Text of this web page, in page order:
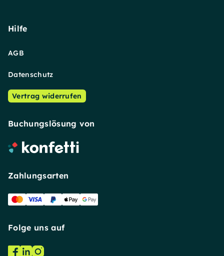
Hilfe
AGB
Datenschutz
Vertrag widerrufen
Buchungslösung von
Zahlungsarten
Folge uns auf